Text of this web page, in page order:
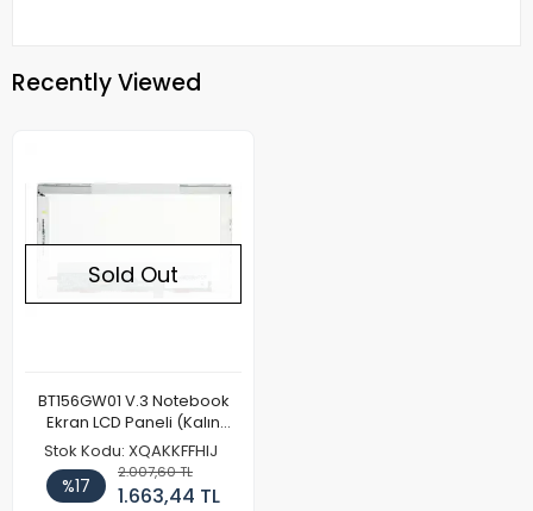
Recently Viewed
Sold Out
BT156GW01 V.3 Notebook
Ekran LCD Paneli (Kalın
Kasa)
Stok Kodu: XQAKKFFHIJ
%17
2.007,60 TL
1.663,44 TL